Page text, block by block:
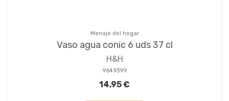
Menaje del hogar
Vaso agua conic 6 uds 37 cl
H&H
9649399
14,95 €